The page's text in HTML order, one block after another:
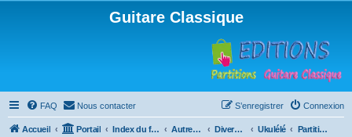
Guitare Classique
FAQ Nous contacter Connexion
S’enregistrer
Accueil Portail Index du forum Autres instruments à cordes pincées, ou styles Divers instruments Ukulélé Partitions